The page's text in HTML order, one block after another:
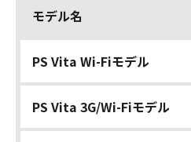
モデル名
PS Vita Wi-Fiモデル
PS Vita 3G/Wi-Fiモデル